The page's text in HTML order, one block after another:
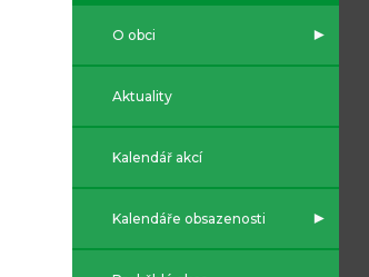
O obci
Aktuality
Kalendář akcí
Kalendáře obsazenosti